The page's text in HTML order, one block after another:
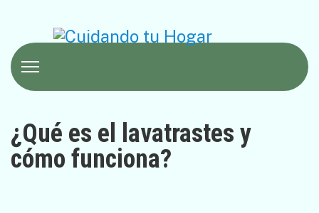
¿Qué es el lavatrastes y
cómo funciona?